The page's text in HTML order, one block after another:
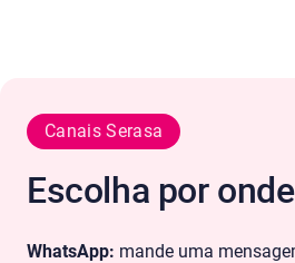
Conferir ofertas
Canais Serasa
Escolha por
WhatsApp: mande uma